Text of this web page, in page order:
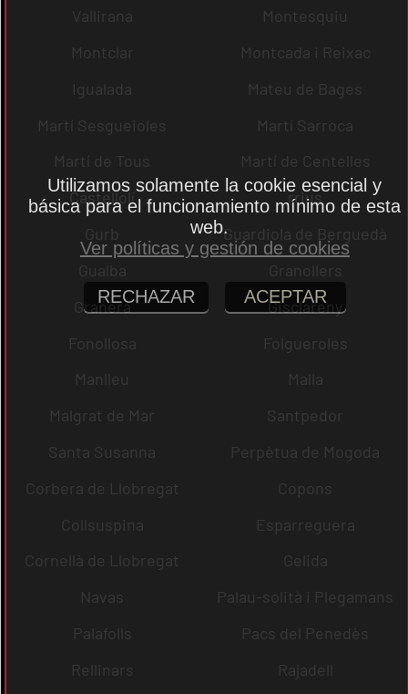
Vallirana
Montesquiu
Montclar
Montcada i Reixac
Igualada
Mateu de Bages
Martí Sesgueioles
Martí Sarroca
Martí de Tous
Martí de Centelles
Castellolí
rrius
Gurb
Guardiola de Berguedà
Gualba
Granollers
Granera
Gisclareny
Fonollosa
Folgueroles
Manlleu
Malla
Malgrat de Mar
Santpedor
Santa Susanna
Perpètua de Mogoda
Corbera de Llobregat
Copons
Collsuspina
Esparreguera
Cornellà de Llobregat
Gelida
Navas
Palau-solità i Plegamans
Palafolls
Pacs del Penedès
Rellinars
Rajadell
Utilizamos solamente la cookie esencial y
básica para el funcionamiento mínimo de esta
web.
Ver políticas y gestión de cookies
RECHAZAR ACEPTAR